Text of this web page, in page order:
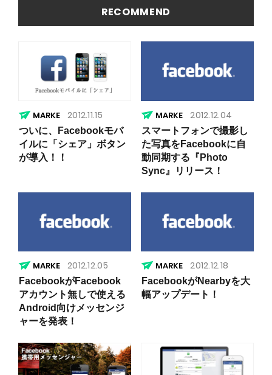
方法
RECOMMEND
2012.11.15
ついに、Facebookモバ
イルに「シェア」ボタン
が導入！！
2012.12.04
スマートフォンで撮影し
た写真をFacebookに自
動同期する『Photo
Sync』リリース！
2012.12.05
FacebookがFacebook
アカウント無しで使える
Android向けメッセンジ
ャーを発表！
2012.12.18
FacebookがNearbyを大
幅アップデート！